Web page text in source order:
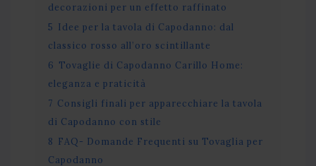
decorazioni per un effetto raffinato
5 Idee per la tavola di Capodanno: dal
classico rosso all’oro scintillante
6 Tovaglie di Capodanno Carillo Home:
eleganza e praticità
7 Consigli finali per apparecchiare la tavola
di Capodanno con stile
8 FAQ- Domande Frequenti su Tovaglia per
Capodanno